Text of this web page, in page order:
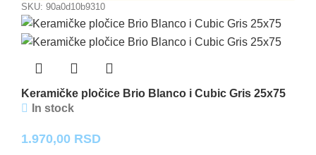
SKU: 90a0d10b9310
Keramičke pločice Brio Blanco i Cubic Gris 25x75
In stock
1.970,00 RSD